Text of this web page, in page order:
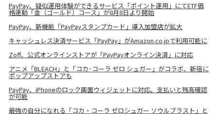
PayPay、疑似運用体験ができるサービス「ポイント運用」にてETF価
格連動「金（ゴールド）コース」が8月8日より開始
PayPay、新機能「PayPayスタンプカード」導入加盟店が拡大
キャッシュレス決済サービス「PayPay」がAmazon.co.jpで利用可能に
Zoff、公式オンラインストアが「PayPayオンライン決済」に対応
アニメ「BLEACH」と「コカ･コーラ ゼロ シュガー」がコラボ、新宿に
ポップアップストアも
PayPay、iPhoneのロック画面ウィジェットに対応。支払いと残高確認
が可能
最強の自分になれる「コカ・コーラ ゼロシュガー ソウルブラスト」と